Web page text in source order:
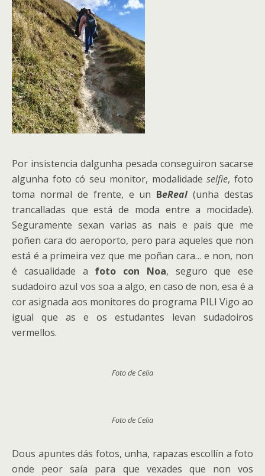
Por insistencia dalgunha pesada conseguiron sacarse
algunha foto có seu monitor, modalidadeselfie, foto
toma normal de frente, e un BeReal (unha destas
trancalladas que está de moda entre a mocidade).
Seguramente sexan varias as nais e pais que me
poñen cara do aeroporto, pero para aqueles que non
está é a primeira vez que me poñan cara… e non, non
é casualidade a foto con Noa, seguro que ese
sudadoiro azul vos soa a algo, en caso de non, esa é a
cor asignada aos monitores do programa PILI Vigo ao
igual que as e os estudantes levan sudadoiros
vermellos.
Foto de Celia
Foto de Celia
Dous apuntes dás fotos, unha, rapazas escollín a foto
onde peor saía para que vexades que non vos